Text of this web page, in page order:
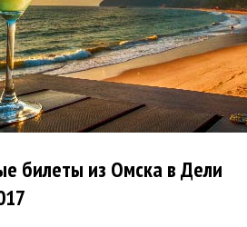
билеты из Омска в Дели